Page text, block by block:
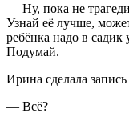
— Ну, пока не
Узнай её лучше,
ребёнка надо в садик
Подумай.
Ирина сделала
— Всё?